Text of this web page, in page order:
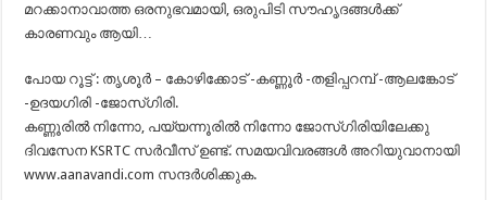
മറക്കാനാവാത്ത ഒരനുഭവമായി, ഒരുപിടി സൗഹൃദങ്ങൾക്ക്
കാരണവും ആയി…
പോയ റൂട്ട് : തൃശൂർ – കോഴിക്കോട് -കണ്ണൂർ -തളിപ്പറമ്പ് -ആലങ്കോട്
-ഉദയഗിരി -ജോസ്‌ഗിരി.
കണ്ണൂരിൽ നിന്നോ, പയ്യന്നൂരിൽ നിന്നോ ജോസ്‌ഗിരിയിലേക്കു
ദിവസേന KSRTC സർവീസ് ഉണ്ട്. സമയവിവരങ്ങള്‍ അറിയുവാനായി
www.aanavandi.com സന്ദര്‍ശിക്കുക.